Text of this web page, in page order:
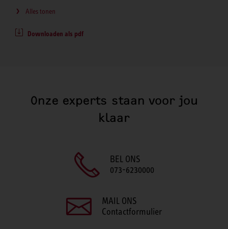
Alles tonen
Downloaden als pdf
Onze experts staan voor jou
klaar
BEL ONS
073-6230000
MAIL ONS
Contactformulier